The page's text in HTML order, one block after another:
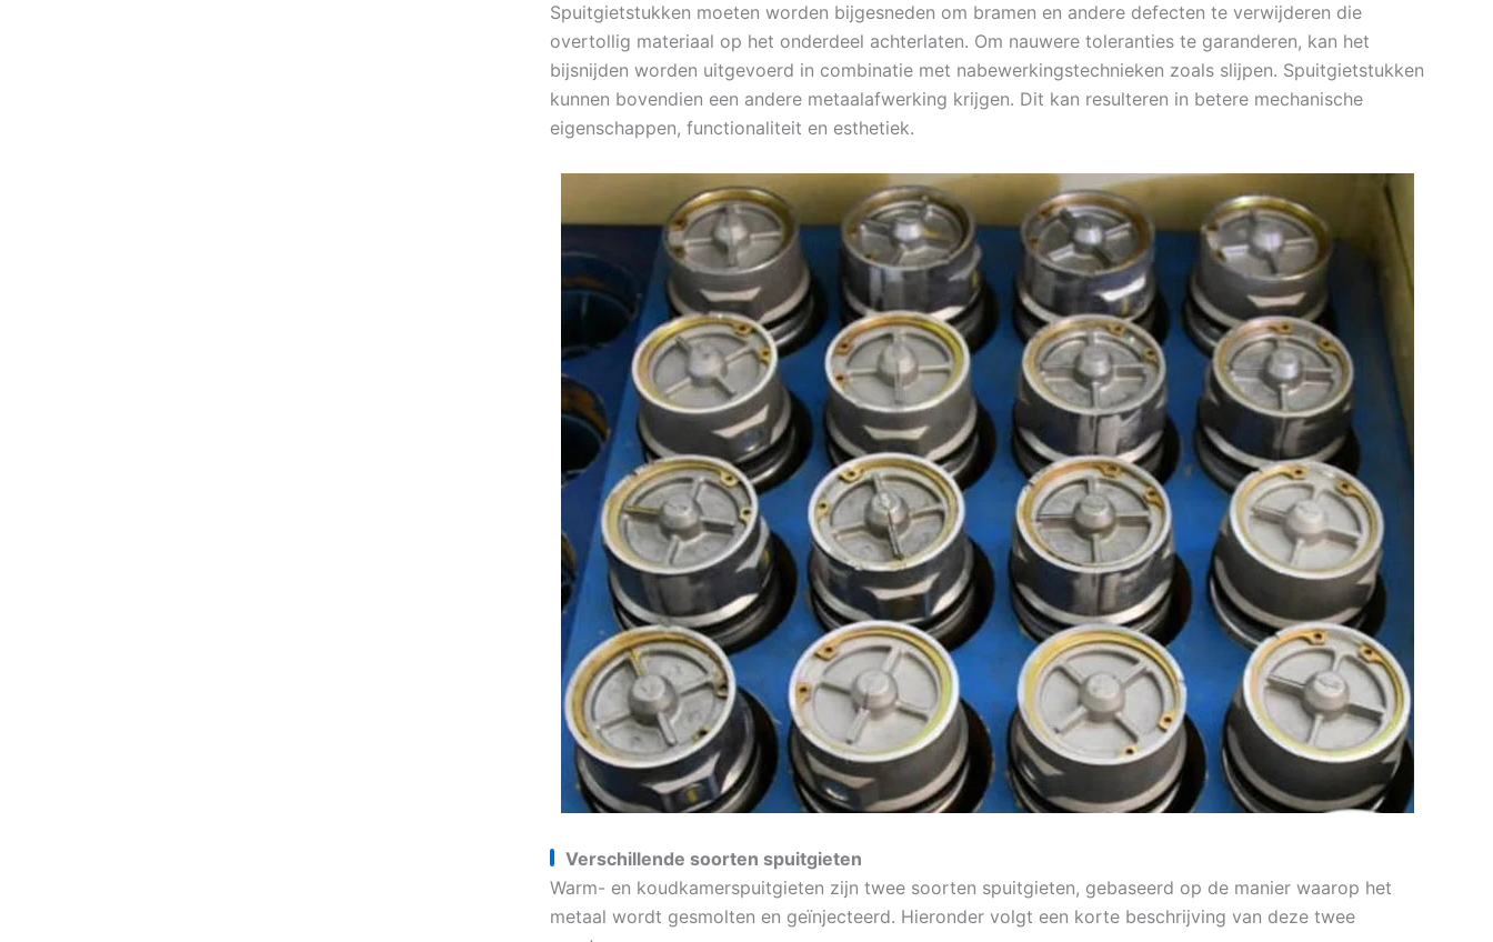
Spuitgietstukken moeten worden bijgesneden om bramen en andere defecten te verwijderen die
overtollig materiaal op het onderdeel achterlaten. Om nauwere toleranties te garanderen, kan het
bijsnijden worden uitgevoerd in combinatie met nabewerkingstechnieken zoals slijpen. Spuitgietstukken
kunnen bovendien een andere metaalafwerking krijgen. Dit kan resulteren in betere mechanische
eigenschappen, functionaliteit en esthetiek.
Verschillende soorten spuitgieten
Warm- en koudkamerspuitgieten zijn twee soorten spuitgieten, gebaseerd op de manier waarop het
metaal wordt gesmolten en geïnjecteerd. Hieronder volgt een korte beschrijving van deze twee